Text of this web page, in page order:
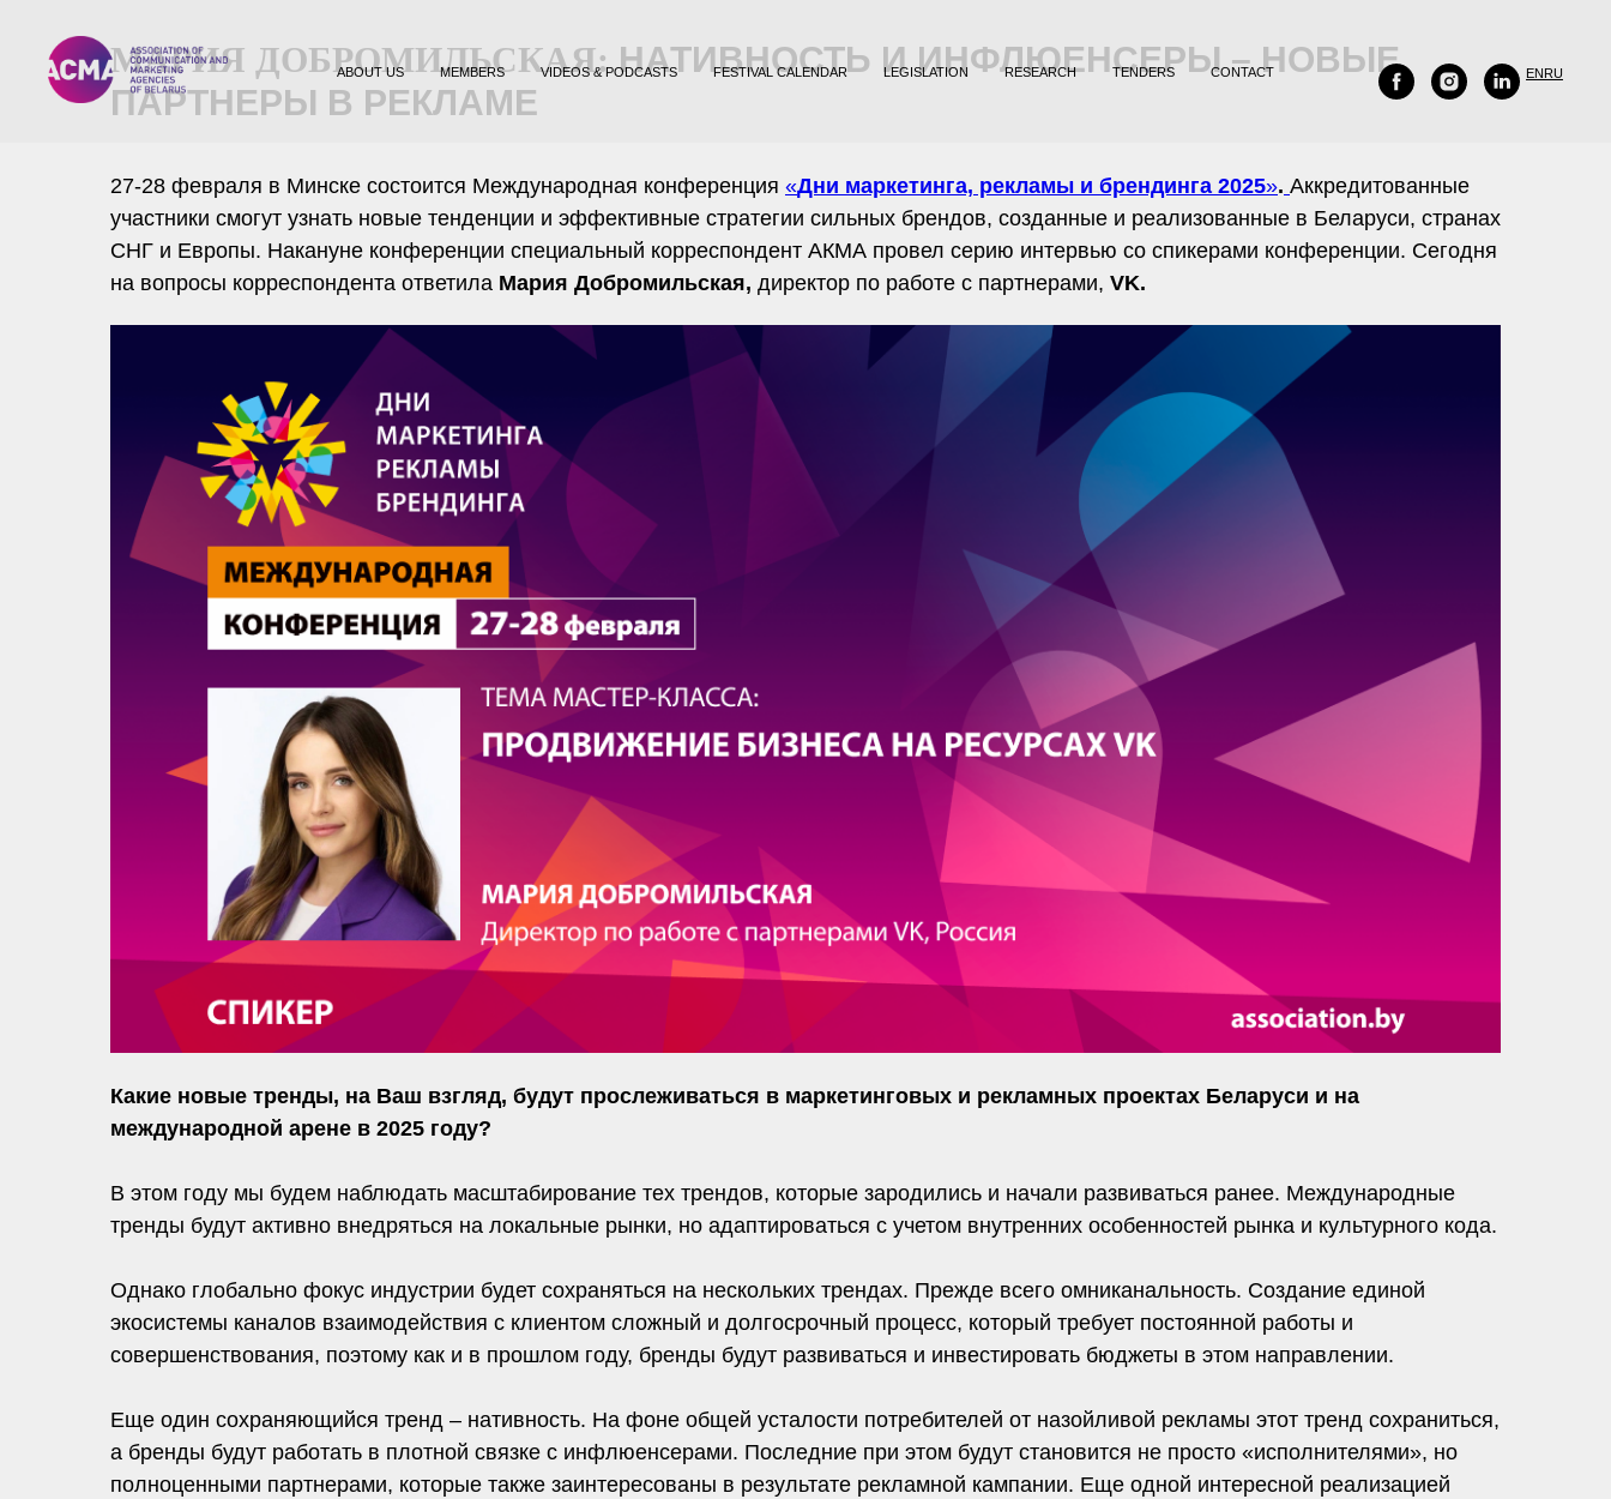
ABOUT US MEMBERS VIDEOS & PODCASTS FESTIVAL CALENDAR LEGISLATION RESEARCH TENDERS CONTACT ENRU
МАРИЯ ДОБРОМИЛЬСКАЯ:НАТИВНОСТЬ И ИНФЛЮЕНСЕРЫ – НОВЫЕ
ПАРТНЕРЫ В РЕКЛАМЕ
27-28 февраля в Минске состоится Международная конференция «Дни маркетинга, рекламы и брендинга 2025». Аккредитованные
участники смогут узнать новые тенденции и эффективные стратегии сильных брендов, созданные и реализованные в Беларуси, странах
СНГ и Европы. Накануне конференции специальный корреспондент АКМА провел серию интервью со спикерами конференции. Сегодня
на вопросы корреспондента ответила Мария Добромильская, директор по работе с партнерами, VK.
Какие новые тренды, на Ваш взгляд, будут прослеживаться в маркетинговых и рекламных проектах Беларуси и на
международной арене в 2025 году?
В этом году мы будем наблюдать масштабирование тех трендов, которые зародились и начали развиваться ранее. Международные
тренды будут активно внедряться на локальные рынки, но адаптироваться с учетом внутренних особенностей рынка и культурного кода.
Однако глобально фокус индустрии будет сохраняться на нескольких трендах. Прежде всего омниканальность. Создание единой
экосистемы каналов взаимодействия с клиентом сложный и долгосрочный процесс, который требует постоянной работы и
совершенствования, поэтому как и в прошлом году, бренды будут развиваться и инвестировать бюджеты в этом направлении.
Еще один сохраняющийся тренд – нативность. На фоне общей усталости потребителей от назойливой рекламы этот тренд сохраниться,
а бренды будут работать в плотной связке с инфлюенсерами. Последние при этом будут становится не просто «исполнителями», но
полноценными партнерами, которые также заинтересованы в результате рекламной кампании. Еще одной интересной реализацией